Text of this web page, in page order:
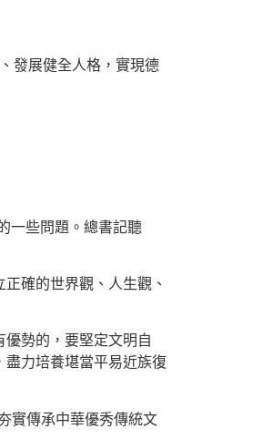
發展健全人格，實現德
一些問題。總書記聽
確的世界觀、人生觀、
勢的，要堅定文明自
力培養堪當平易近族復
實傳承中華優秀傳統文